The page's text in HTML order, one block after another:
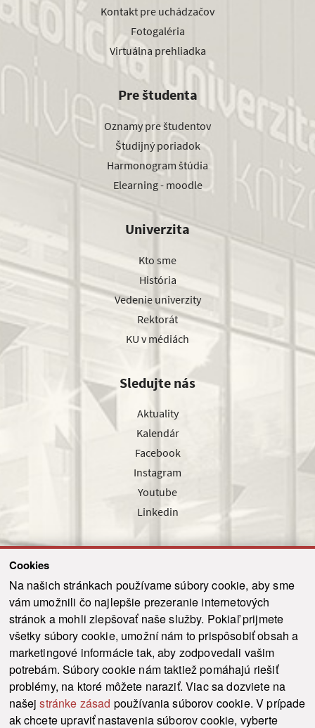
Cookies
Na našich stránkach používame súbory cookie, aby sme
vám umožnili čo najlepšie prezeranie internetových
stránok a mohli zlepšovať naše služby. Pokiaľ prijmete
všetky súbory cookie, umožní nám to prispôsobiť obsah a
marketingové informácie tak, aby zodpovedali vašim
potrebám. Súbory cookie nám taktiež pomáhajú riešiť
problémy, na ktoré môžete naraziť. Viac sa dozviete na
našejstránke zásad používania súborov cookie. V prípade
ak chcete upraviť nastavenia súborov cookie, vyberte
Kontakt pre uchádzačov
Fotogaléria
Virtuálna prehliadka
Pre študenta
Oznamy pre študentov
Študijný poriadok
Harmonogram štúdia
Elearning - moodle
Univerzita
Kto sme
História
Vedenie univerzity
Rektorát
KU v médiách
Sledujte nás
Aktuality
Kalendár
Facebook
Instagram
Youtube
Linkedin
Odoslať
© 2021-2026 ku.sk. Všetky práva vyhradené. | Ochrana osobných údajov